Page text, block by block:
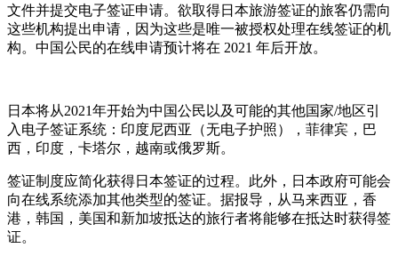
文件并提交电子签证申请。欲取得日本旅游签证的旅客仍需向
这些机构提出申请，因为这些是唯一被授权处理在线签证的机
构。中国公民的在线申请预计将在 2021 年后开放。
日本将从2021年开始为中国公民以及可能的其他国家/地区引
入电子签证系统：印度尼西亚（无电子护照），菲律宾，巴
西，印度，卡塔尔，越南或俄罗斯。
签证制度应简化获得日本签证的过程。此外，日本政府可能会
向在线系统添加其他类型的签证。据报导，从马来西亚，香
港，韩国，美国和新加坡抵达的旅行者将能够在抵达时获得签
证。